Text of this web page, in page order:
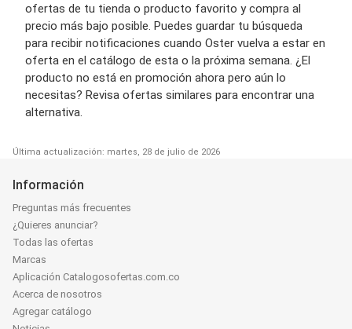
ofertas de tu tienda o producto favorito y compra al
precio más bajo posible. Puedes guardar tu búsqueda
para recibir notificaciones cuando Oster vuelva a estar en
oferta en el catálogo de esta o la próxima semana. ¿El
producto no está en promoción ahora pero aún lo
necesitas? Revisa ofertas similares para encontrar una
alternativa.
Última actualización: martes, 28 de julio de 2026
Información
Preguntas más frecuentes
¿Quieres anunciar?
Todas las ofertas
Marcas
Aplicación Catalogosofertas.com.co
Acerca de nosotros
Agregar catálogo